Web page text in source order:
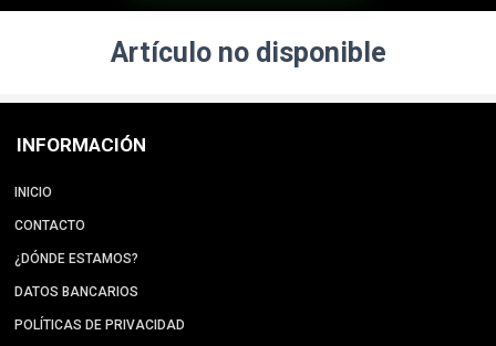
Artículo no disponible
INFORMACIÓN
INICIO
CONTACTO
¿DÓNDE ESTAMOS?
DATOS BANCARIOS
POLÍTICAS DE PRIVACIDAD